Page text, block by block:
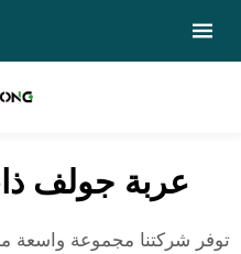
عربة جولف
توفر شركتنا مجموعة واسعة